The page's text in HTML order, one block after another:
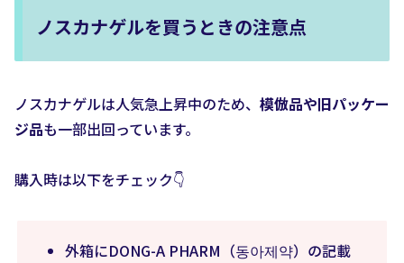
ノスカナゲルを買うときの注意点
ノスカナゲルは人気急上昇中のため、 模倣品や旧パッケー
ジ品も一部出回っています。
購入時は以下をチェック👇
外箱にDONG-A PHARM（동아제약）の記載